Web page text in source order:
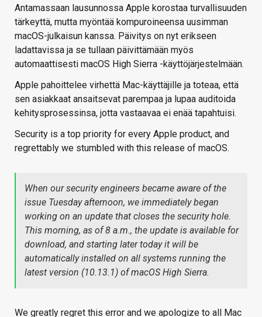
Antamassaan lausunnossa Apple korostaa turvallisuuden
tärkeyttä, mutta myöntää kompuroineensa uusimman
macOS-julkaisun kanssa. Päivitys on nyt erikseen
ladattavissa ja se tullaan päivittämään myös
automaattisesti macOS High Sierra -käyttöjärjestelmään.
Apple pahoittelee virhettä Mac-käyttäjille ja toteaa, että
sen asiakkaat ansaitsevat parempaa ja lupaa auditoida
kehitysprosessinsa, jotta vastaavaa ei enää tapahtuisi.
Security is a top priority for every Apple product, and
regrettably we stumbled with this release of macOS.
When our security engineers became aware of the
issue Tuesday afternoon, we immediately began
working on an update that closes the security hole.
This morning, as of 8 a.m., the update is available for
download, and starting later today it will be
automatically installed on all systems running the
latest version (10.13.1) of macOS High Sierra.
We greatly regret this error and we apologize to all Mac